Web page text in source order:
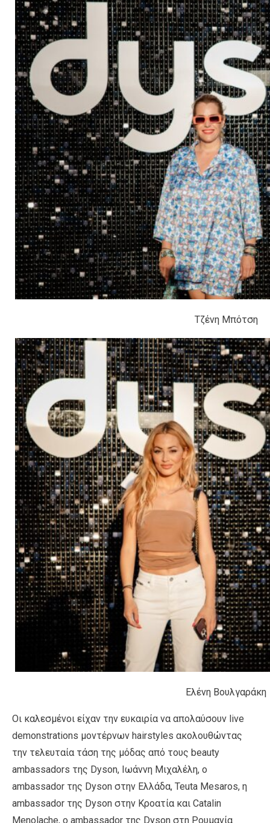
Τζένη Μπότση
Ελένη Βουλγαράκη
Οι καλεσμένοι είχαν την ευκαιρία να απολαύσουν live
demonstrations μοντέρνων hairstyles ακολουθώντας
την τελευταία τάση της μόδας από τους beauty
ambassadors της Dyson, Ιωάννη Μιχαλέλη, o
ambassador της Dyson στην Ελλάδα, Teuta Mesaros, η
ambassador της Dyson στην Κροατία και Catalin
Menolache, ο ambassador της Dyson στη Ρουμανία